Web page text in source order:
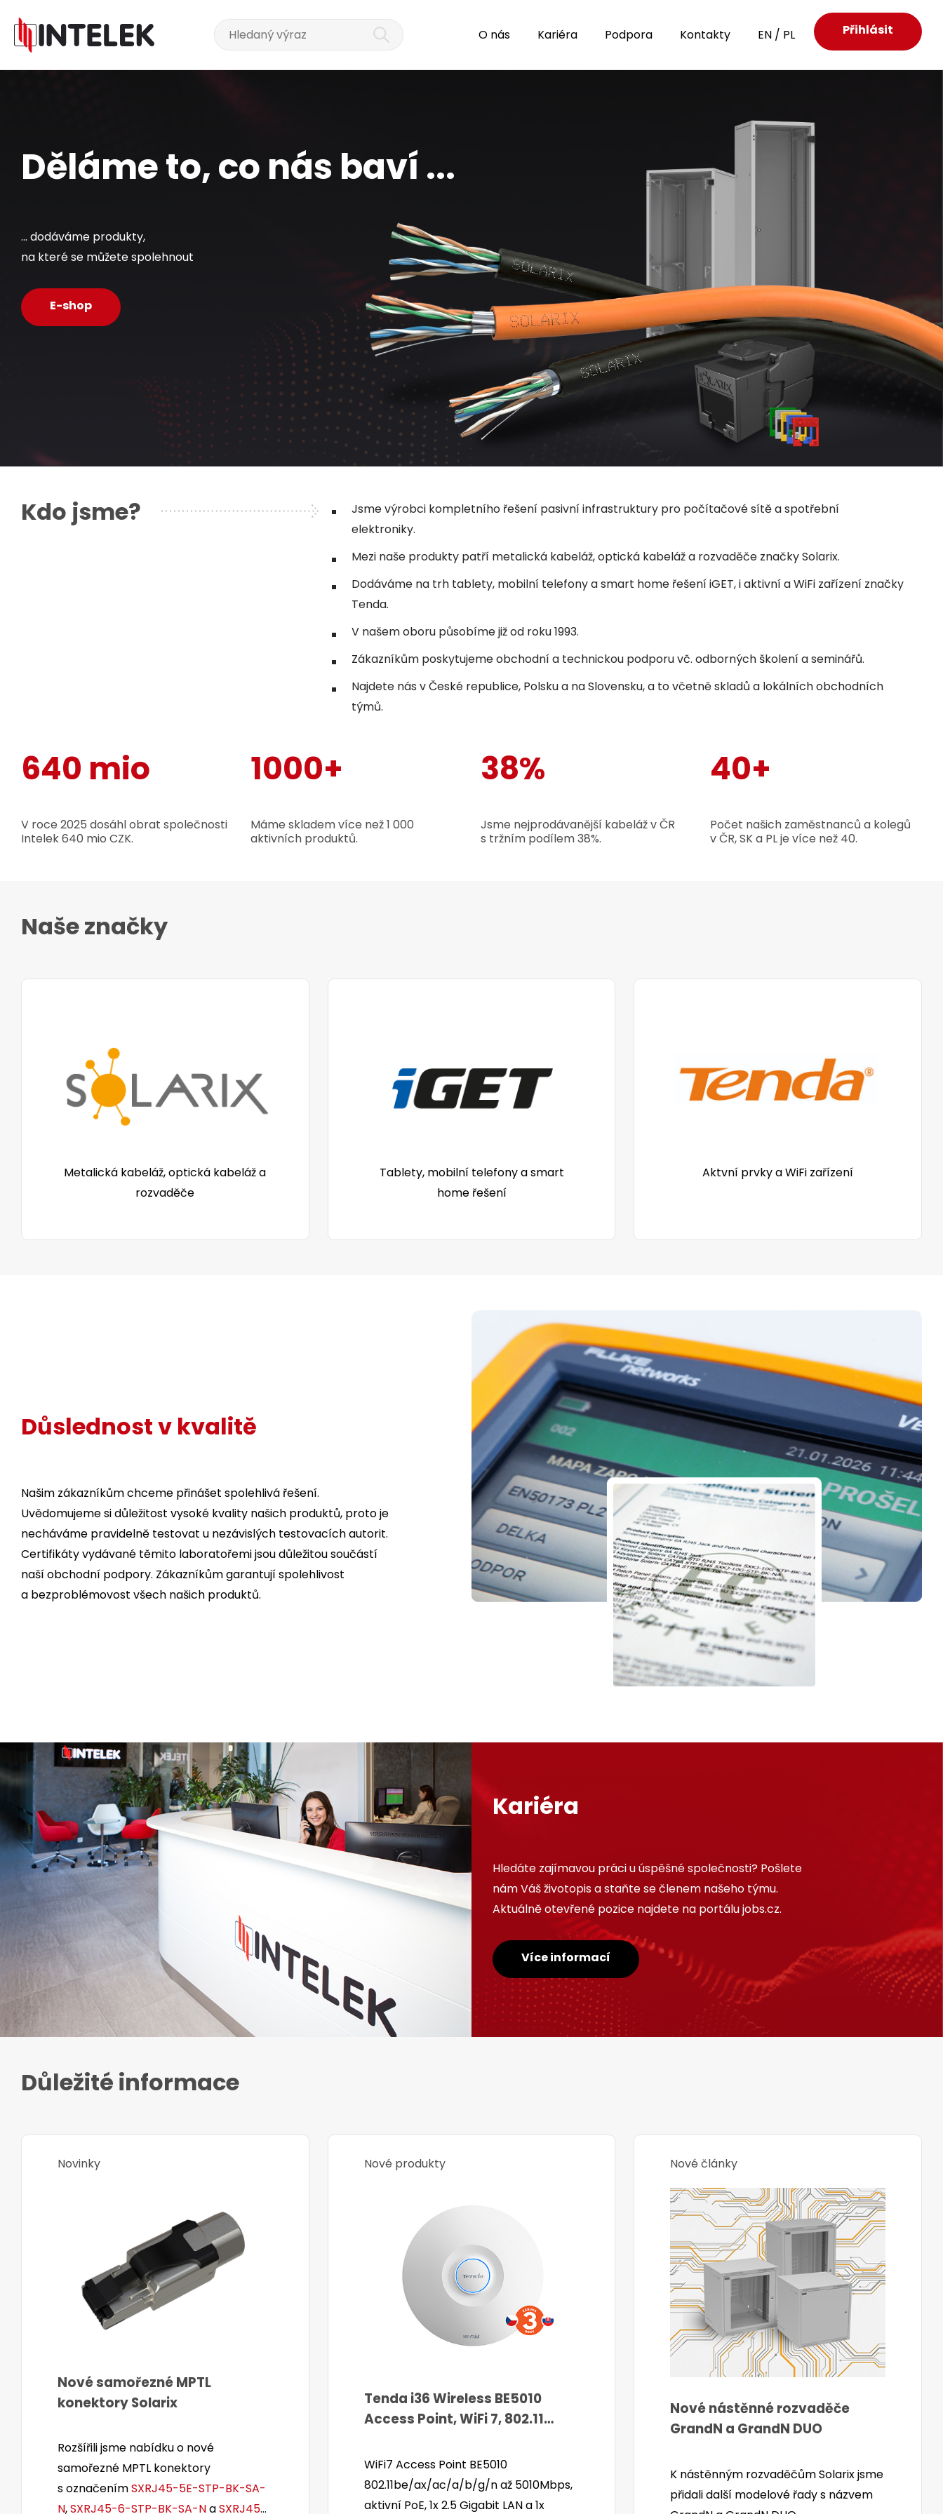
O nás Kariéra Podpora Kontakty EN / PL Přihlásit
Děláme to, co nás baví ...
... dodáváme produkty,
na které se můžete spolehnout
E-shop
Kdo jsme?
Jsme výrobci kompletního řešení pasivní infrastruktury pro počítačové sítě a spotřební
elektroniky.
Mezi naše produkty patří metalická kabeláž, optická kabeláž a rozvaděče značky Solarix.
Dodáváme na trh tablety, mobilní telefony a smart home řešení iGET, i aktivní a WiFi zařízení značky
Tenda.
V našem oboru působíme již od roku 1993.
Zákazníkům poskytujeme obchodní a technickou podporu vč. odborných školení a seminářů.
Najdete nás v České republice, Polsku a na Slovensku, a to včetně skladů a lokálních obchodních
týmů.
640 mio
V roce 2025 dosáhl obrat společnosti
Intelek 640 mio CZK.
1000+
Máme skladem více než 1 000
aktivních produktů.
38%
Jsme nejprodávanější kabeláž v ČR
s tržním podílem 38%.
40+
Počet našich zaměstnanců a kolegů
v ČR, SK a PL je více než 40.
Naše značky
Metalická kabeláž, optická kabeláž a
rozvaděče
Tablety, mobilní telefony a smart
home řešení
Aktvní prvky a WiFi zařízení
Důslednost v kvalitě
Našim zákazníkům chceme přinášet spolehlivá řešení.
Uvědomujeme si důležitost vysoké kvality našich produktů, proto je
necháváme pravidelně testovat u nezávislých testovacích autorit.
Certifikáty vydávané těmito laboratořemi jsou důležitou součástí
naší obchodní podpory. Zákazníkům garantují spolehlivost
a bezproblémovost všech našich produktů.
Kariéra
Hledáte zajímavou práci u úspěšné společnosti? Pošlete
nám Váš životopis a staňte se členem našeho týmu.
Aktuálně otevřené pozice najdete na portálu jobs.cz.
Více informací
Důležité informace
Novinky
Nové samořezné MPTL
konektory Solarix
Rozšířili jsme nabídku o nové
samořezné MPTL konektory
s označenímSXRJ45-5E-STP-BK-SA-
N,SXRJ45-6-STP-BK-SA-NaSXRJ45-
Nové produkty
Tenda i36 Wireless BE5010
Access Point, WiFi 7, 802.11
LAN
WiFi7 Access Point BE5010
802.11be/ax/ac/a/b/g/n až 5010Mbps,
aktivní PoE, 1x 2.5 Gigabit LAN a 1x
Nové články
Nové nástěnné rozvaděče
GrandN a GrandN DUO
K nástěnným rozvaděčům Solarix jsme
přidali další modelové řady s názvem